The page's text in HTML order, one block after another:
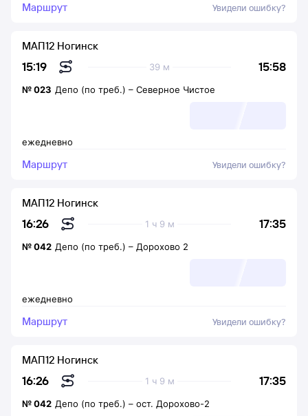
Маршрут Увидели ошибку?
15:19 15:58
39 м
МАП12 Ногинск
ежедневно
№023 Депо (по треб.) – Северное Чистое
Маршрут Увидели ошибку?
16:26 17:35
1 ч 9 м
МАП12 Ногинск
ежедневно
№042 Депо (по треб.) – Дорохово 2
Маршрут Увидели ошибку?
16:26 17:35
1 ч 9 м
МАП12 Ногинск
№042 Депо (по треб.) – ост. Дорохово-2